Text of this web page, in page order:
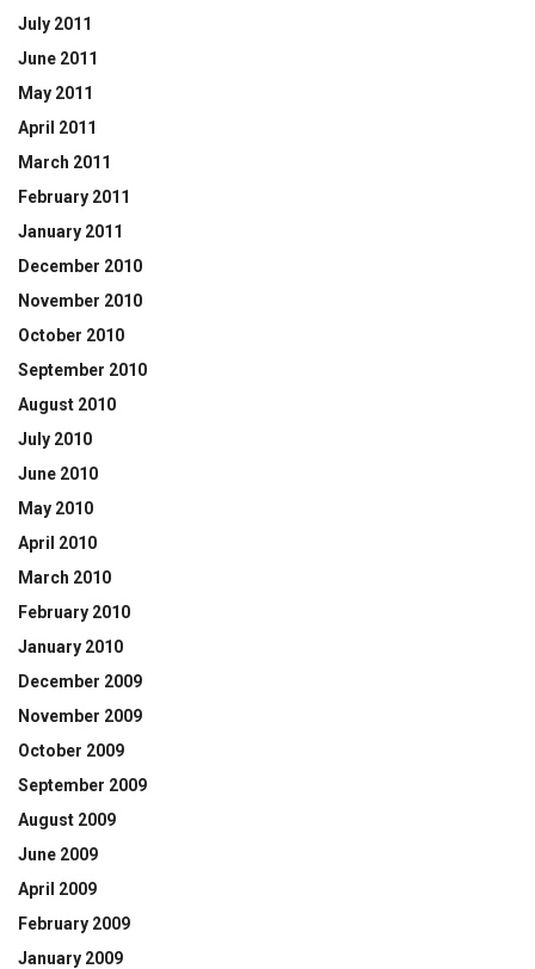
July 2011
June 2011
May 2011
April 2011
March 2011
February 2011
January 2011
December 2010
November 2010
October 2010
September 2010
August 2010
July 2010
June 2010
May 2010
April 2010
March 2010
February 2010
January 2010
December 2009
November 2009
October 2009
September 2009
August 2009
June 2009
April 2009
February 2009
January 2009